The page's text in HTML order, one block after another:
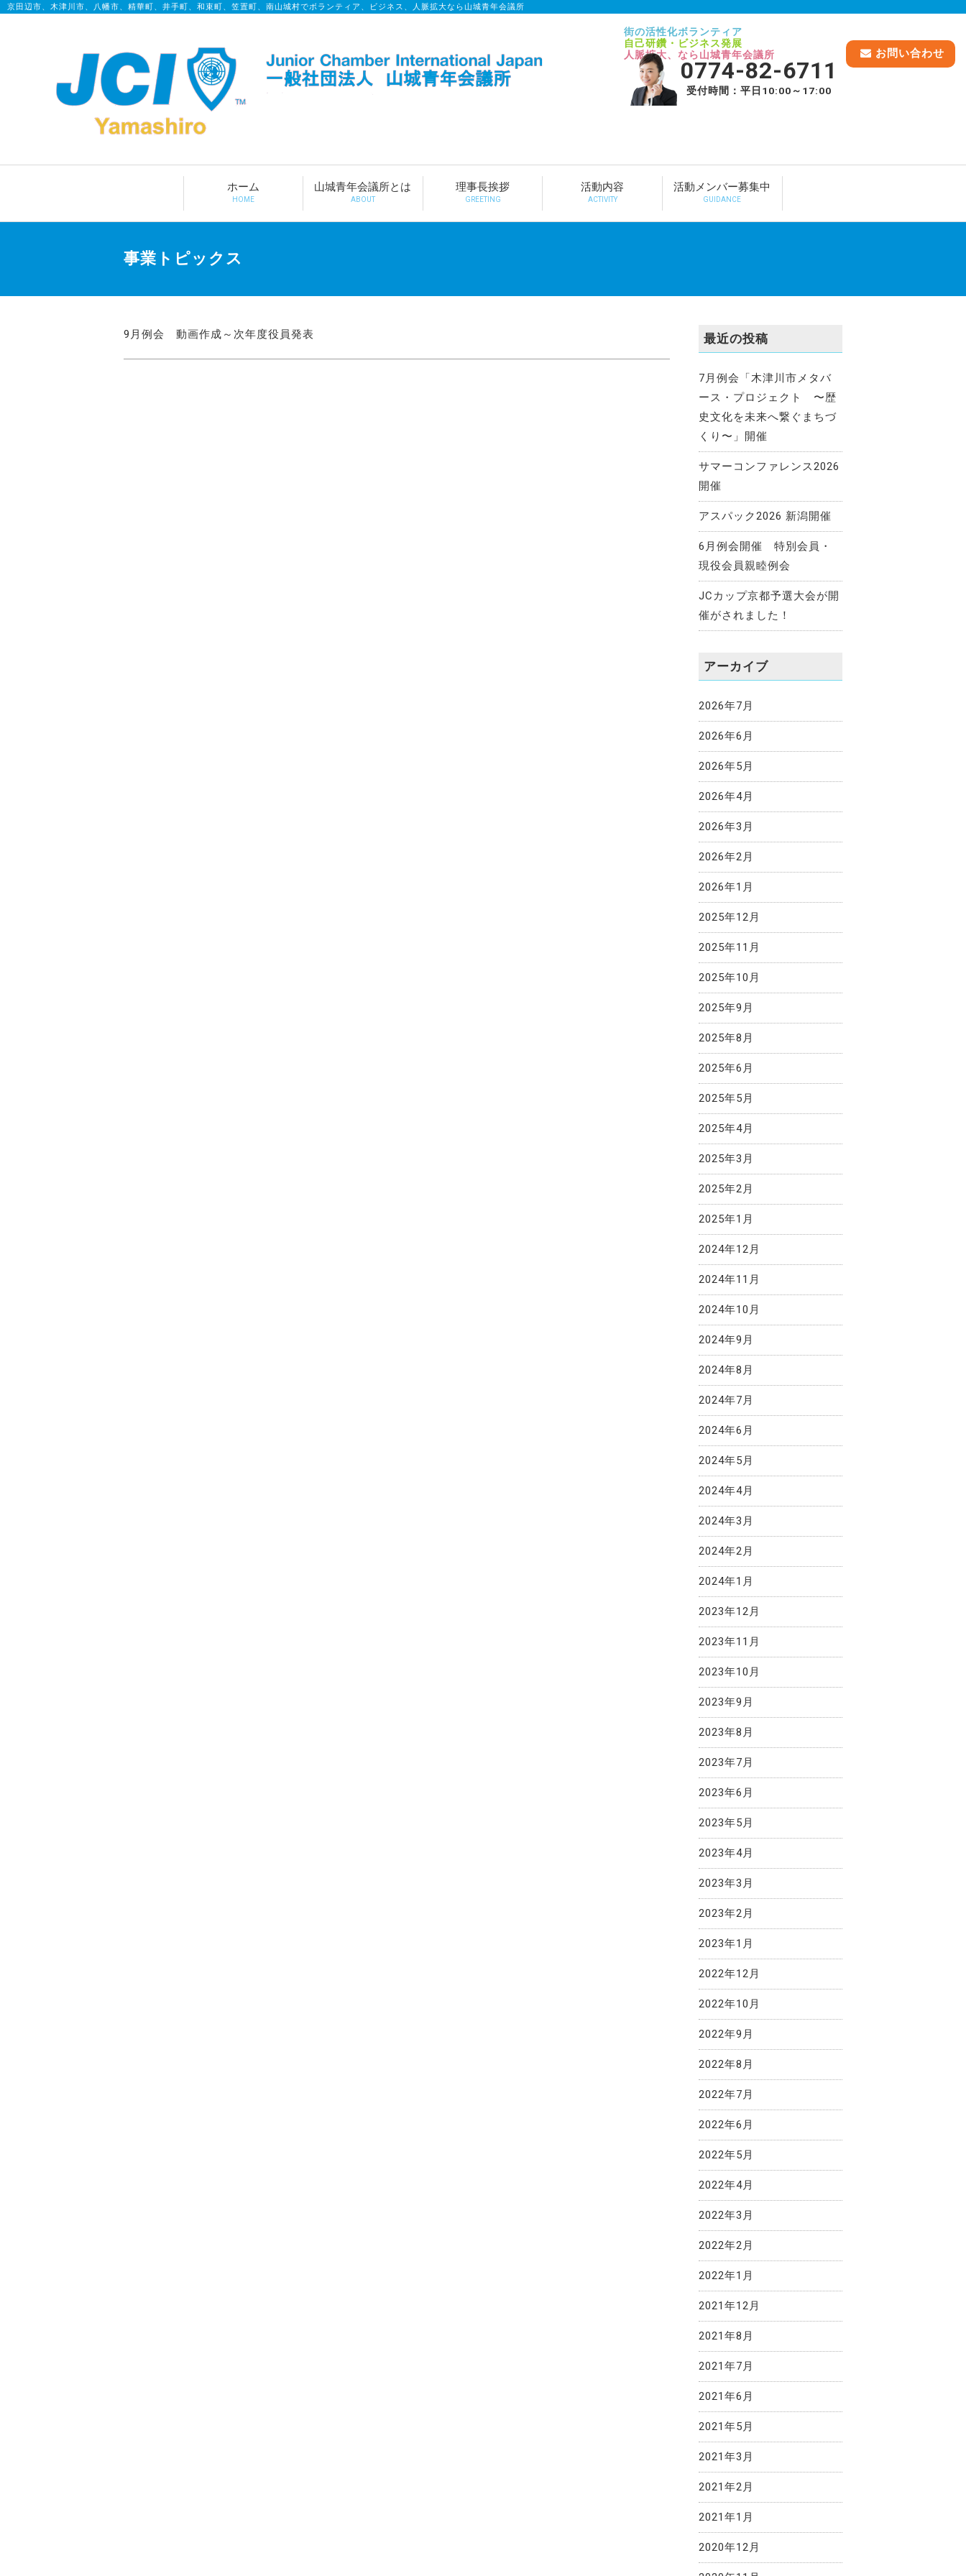
京田辺市、木津川市、八幡市、精華町、井手町、和束町、笠置町、南山城村でボランティア、ビジネス、人脈拡大なら山城青年会議所
街の活性化ボランティア
自己研鑽・ビジネス発展
人脈拡大、なら山城青年会議所
お問い合わせ
0774-82-6711
受付時間：平日10:00～17:00
ホーム
HOME
山城青年会議所とは
ABOUT
理事長挨拶
GREETING
活動内容
ACTIVITY
活動メンバー募集中
GUIDANCE
事業トピックス
9月例会 動画作成～次年度役員発表 最近の投稿
7月例会「木津川市メタバ
ース・プロジェクト 〜歴
史文化を未来へ繋ぐまちづ
くり〜」開催
サマーコンファレンス2026
開催
アスパック2026 新潟開催
6月例会開催 特別会員・
現役会員親睦例会
JCカップ京都予選大会が開
催がされました！
アーカイブ
2026年7月
2026年6月
2026年5月
2026年4月
2026年3月
2026年2月
2026年1月
2025年12月
2025年11月
2025年10月
2025年9月
2025年8月
2025年6月
2025年5月
2025年4月
2025年3月
2025年2月
2025年1月
2024年12月
2024年11月
2024年10月
2024年9月
2024年8月
2024年7月
2024年6月
2024年5月
2024年4月
2024年3月
2024年2月
2024年1月
2023年12月
2023年11月
2023年10月
2023年9月
2023年8月
2023年7月
2023年6月
2023年5月
2023年4月
2023年3月
2023年2月
2023年1月
2022年12月
2022年10月
2022年9月
2022年8月
2022年7月
2022年6月
2022年5月
2022年4月
2022年3月
2022年2月
2022年1月
2021年12月
2021年8月
2021年7月
2021年6月
2021年5月
2021年3月
2021年2月
2021年1月
2020年12月